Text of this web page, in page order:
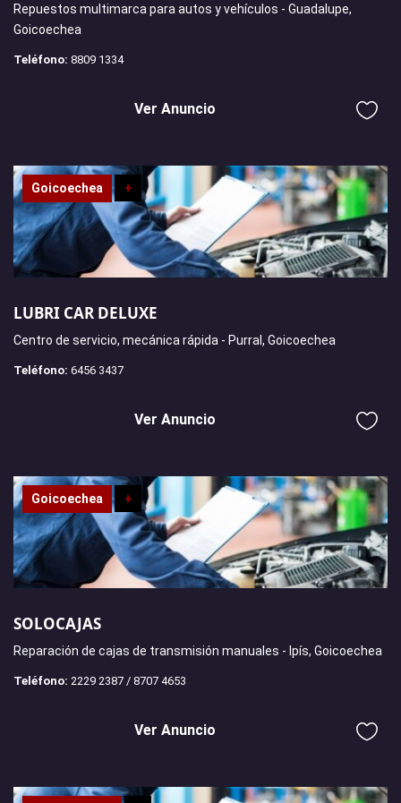
Repuestos multimarca para autos y vehículos - Guadalupe,
Goicoechea
Teléfono: 8809 1334
Ver Anuncio
Goicoechea +
LUBRI CAR DELUXE
Centro de servicio, mecánica rápida - Purral, Goicoechea
Teléfono: 6456 3437
Ver Anuncio
Goicoechea +
SOLOCAJAS
Reparación de cajas de transmisión manuales - Ipís, Goicoechea
Teléfono: 2229 2387 / 8707 4653
Ver Anuncio